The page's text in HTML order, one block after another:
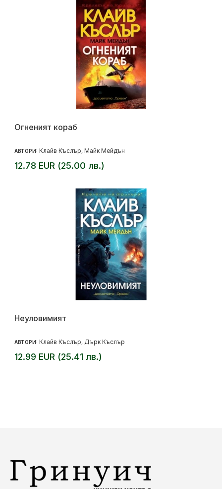
Огненият кораб
АВТОРИ: Клайв Къслър Майк Мейдън
12.78 EUR (25.00 лв.)
Неуловимият
АВТОРИ: Клайв Къслър Дърк Къслър
12.99 EUR (25.41 лв.)